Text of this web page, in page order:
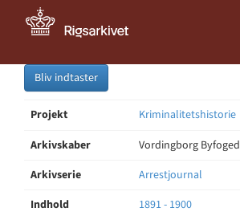
Bliv indtaster
Projekt
Kriminalitetshistorie
Arkivskaber
Vordingborg Byfoged
Arkivserie
Arrestjournal
Indhold
1891 - 1900